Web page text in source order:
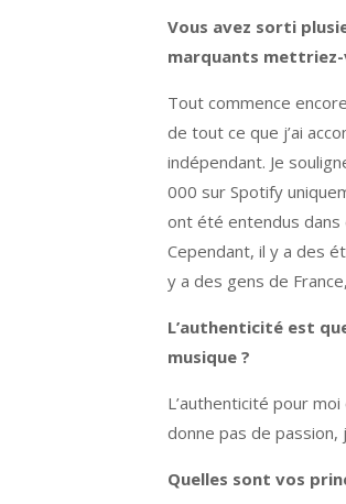
Vous avez sorti
marquants mettriez-
Tout commence
de tout ce que j’ai
indépendant. Je
000 sur Spotify
ont été entendus dans
Cependant, il y a des
y a des gens de
L’authenticité est
musique ?
L’authenticité pour
donne pas de
Quelles sont vos